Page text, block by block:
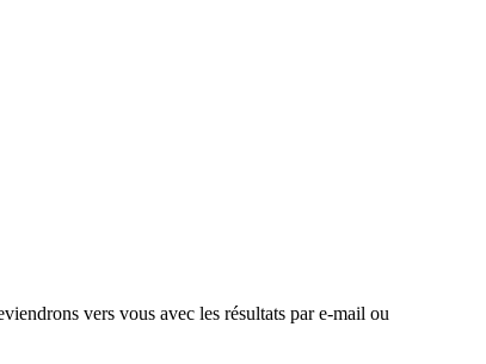
vers vous avec les résultats par e-mail ou